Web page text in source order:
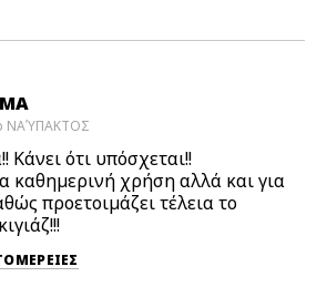
ΝΑΎΠΑΚΤΟΣ
Κάνει ότι υπόσχεται!!
καθημερινή χρήση αλλά και για
προετοιμάζει τέλεια το